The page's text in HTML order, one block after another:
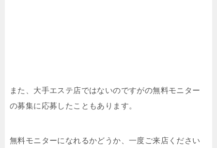
また、大手エステ店ではないのですがの無料モニター
の募集に応募したこともあります。
無料モニターになれるかどうか、一度ご来店ください